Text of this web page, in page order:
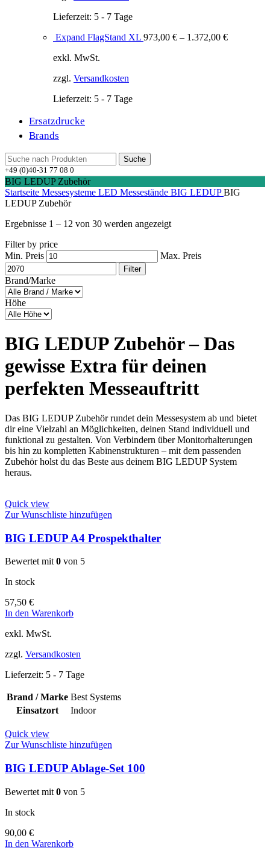
Lieferzeit: 5 - 7 Tage
Expand FlagStand XL 973,00 € – 1.372,00 €
exkl. MwSt.
zzgl. Versandkosten
Lieferzeit: 5 - 7 Tage
Ersatzdrucke
Brands
Suche
+49 (0)40-31 77 08 0
BIG LEDUP Zubehör
Startseite Messesysteme LED Messestände BIG LEDUPBIG
LEDUP Zubehör
Ergebnisse 1 – 12 von 30 werden angezeigt
Filter by price
Min. Preis
Max. Preis
Filter
Brand/Marke
Höhe
BIG LEDUP Zubehör – Das
gewisse Extra für deinen
perfekten Messeauftritt
Das BIG LEDUP Zubehör rundet dein Messesystem ab und bietet
dir eine Vielzahl an Möglichkeiten, deinen Stand individuell und
funktional zu gestalten. Von Verbindern über Monitorhalterungen
bis hin zu kompletten Kabinenstrukturen – mit dem passenden
Zubehör holst du das Beste aus deinem BIG LEDUP System
heraus.
Quick view
Zur Wunschliste hinzufügen
BIG LEDUP A4 Prospekthalter
Bewertet mit 0 von 5
In stock
57,50 €
In den Warenkorb
exkl. MwSt.
zzgl. Versandkosten
Lieferzeit: 5 - 7 Tage
Brand / Marke Best Systems
Einsatzort
Indoor
Quick view
Zur Wunschliste hinzufügen
BIG LEDUP Ablage-Set 100
Bewertet mit 0 von 5
In stock
90,00 €
In den Warenkorb